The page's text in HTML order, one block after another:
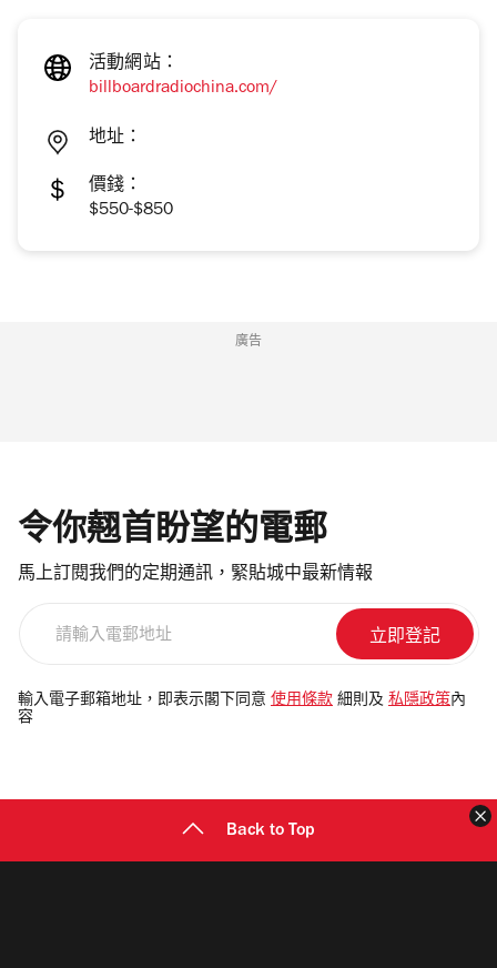
活動網站：
billboardradiochina.com/
地址：
價錢：
$550-$850
廣告
令你翹首盼望的電郵
馬上訂閱我們的定期通訊，緊貼城中最新情報
電
郵
輸入電子郵箱地址，即表示閣下同意 使用條款 細則及 私隱政策 內
容
Back to Top